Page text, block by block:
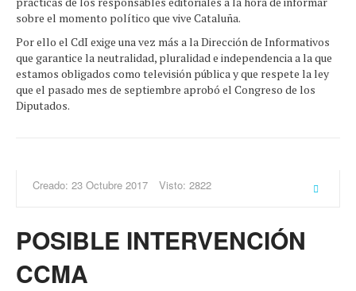
sobre el momento político que vive Cataluña.
Por ello el CdI exige una vez más a la Dirección de Informativos
que garantice la neutralidad, pluralidad e independencia a la que
estamos obligados como televisión pública y que respete la ley
que el pasado mes de septiembre aprobó el Congreso de los
Diputados.
Creado: 23 Octubre 2017 Visto: 2822
POSIBLE INTERVENCIÓN
CCMA